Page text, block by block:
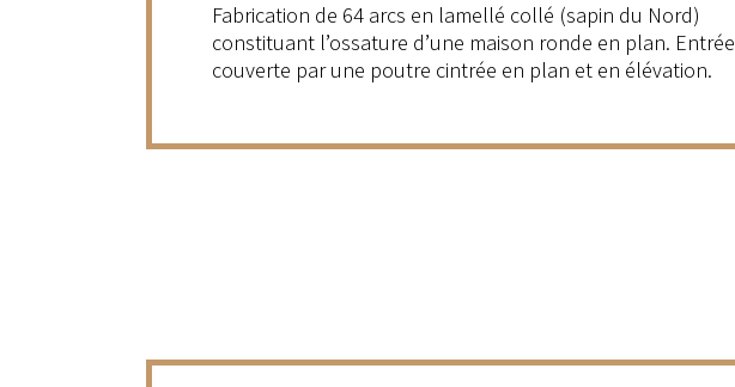
Fabrication de 64 arcs en lamellé collé (sapin du Nord)
constituant l’ossature d’une maison ronde en plan. Entrée
couverte par une poutre cintrée en plan et en élévation.